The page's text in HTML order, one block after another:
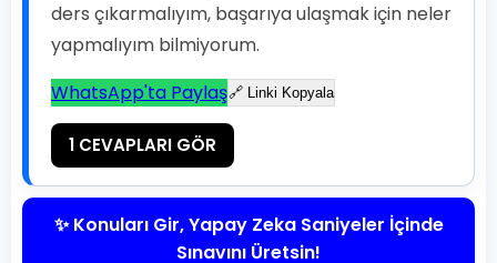
ders çıkarmalıyım, başarıya ulaşmak için neler
yapmalıyım bilmiyorum.
WhatsApp'ta Paylaş🔗 Linki Kopyala
1 CEVAPLARI GÖR
✨ Konuları Gir, Yapay Zeka Saniyeler İçinde
Sınavını Üretsin!